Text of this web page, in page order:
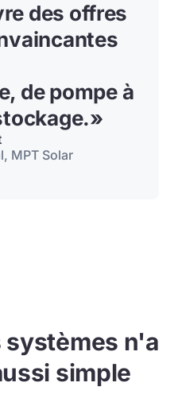
des offres
de pompe à
»
MPT Solar
systèmes n'a
simple